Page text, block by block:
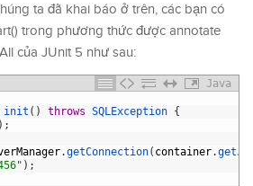
ta đã khai báo ở trên, các bạn có
trong phương thức được annotate
của JUnit 5 như sau:
Java
init ( ) throws SQLException {
) ;
.getConnection( container.
) ;